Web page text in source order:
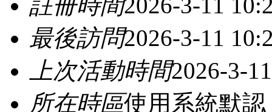
註冊時間2026-3-11
最後訪問2026-3-11
上次活動時間2026-3-
所在時區使用系統默認